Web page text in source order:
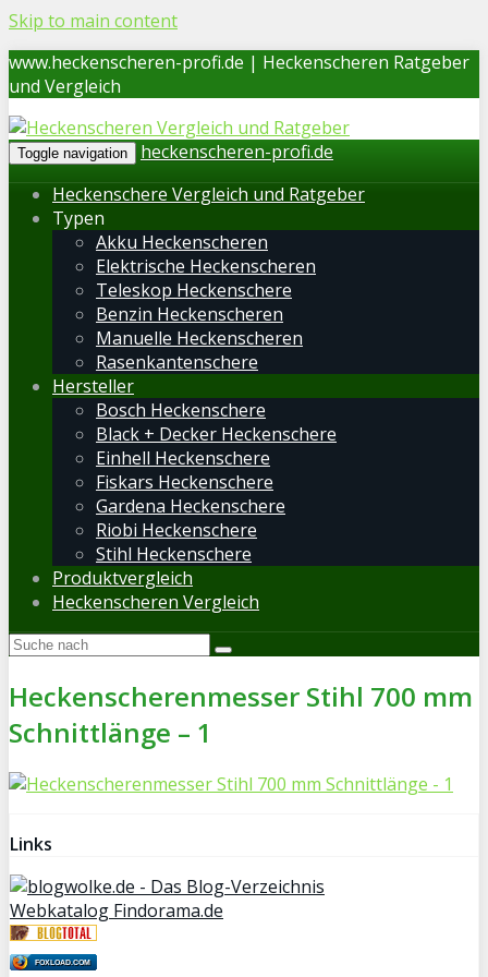
Skip to main content
www.heckenscheren-profi.de | Heckenscheren Ratgeber
und Vergleich
Toggle navigation
heckenscheren-profi.de
Heckenschere Vergleich und Ratgeber
Typen
Akku Heckenscheren
Elektrische Heckenscheren
Teleskop Heckenschere
Benzin Heckenscheren
Manuelle Heckenscheren
Rasenkantenschere
Hersteller
Bosch Heckenschere
Black + Decker Heckenschere
Einhell Heckenschere
Fiskars Heckenschere
Gardena Heckenschere
Riobi Heckenschere
Stihl Heckenschere
Produktvergleich
Heckenscheren Vergleich
Heckenscherenmesser Stihl 700 mm
Schnittlänge – 1
Links
Webkatalog Findorama.de
FOXLOAD.COM